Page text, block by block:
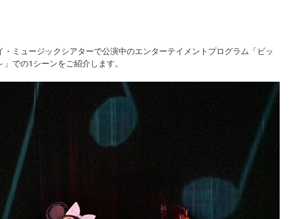
ミュージックシアターで公演中のエンターテイメントプログラム「ビッ
での1シーンをご紹介します。